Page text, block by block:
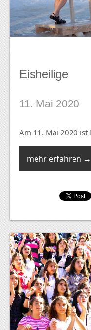
Eisheilige
11. Mai 2020
Am 11. Mai 2020 ist
mehr erfahren →